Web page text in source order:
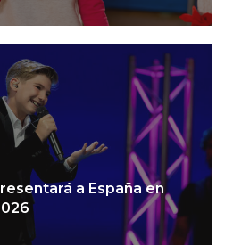
a España en